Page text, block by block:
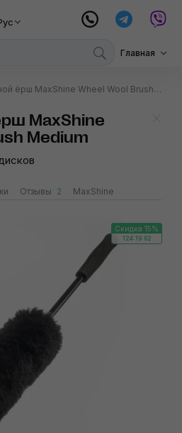
Главная
Шерстянной ёрш MaxShine Wheel Wool Brush Medium
MaxShine
Medium
Отзывы 2 MaxShine
Скидка 15%
124:19:02